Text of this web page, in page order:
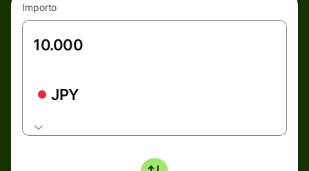
Importo
JPY